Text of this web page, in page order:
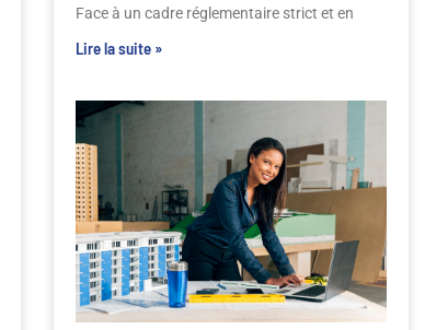
Face à un cadre réglementaire strict et en
Lire la suite »